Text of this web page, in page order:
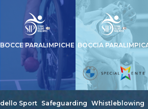
BOCCE PARALIMPICHE BOCCIA
Sport Safeguarding Whistleblowing